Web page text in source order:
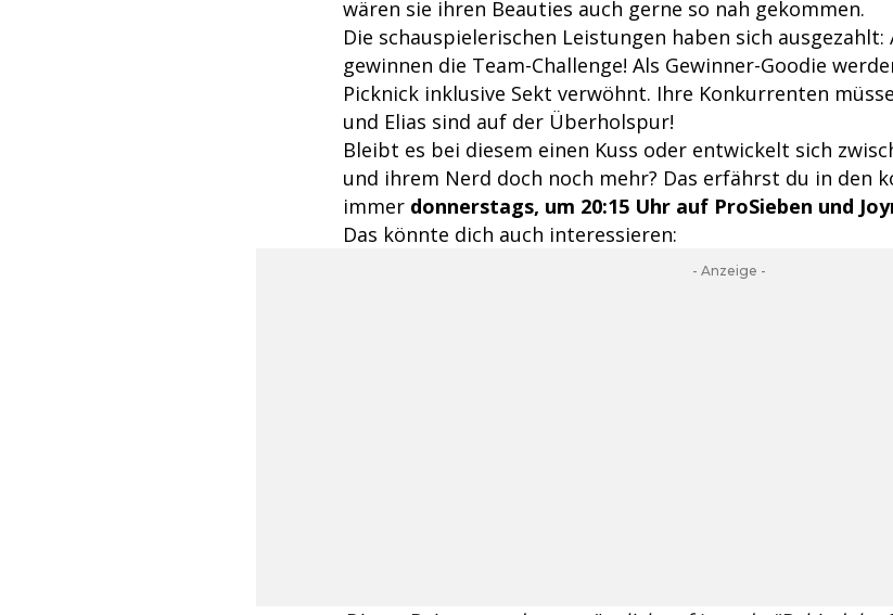
wären sie ihren Beauties auch gerne so nah gekommen.
Die schauspielerischen Leistungen haben sich ausgezahlt:
gewinnen die Team-Challenge! Als Gewinner-Goodie
Picknick inklusive Sekt verwöhnt. Ihre Konkurrenten
und Elias sind auf der Überholspur!
Bleibt es bei diesem einen Kuss oder entwickelt sich
und ihrem Nerd doch noch mehr? Das erfährst du in den
immer donnerstags, um 20:15 Uhr auf ProSieben und
Das könnte dich auch interessieren:
- Anzeige -